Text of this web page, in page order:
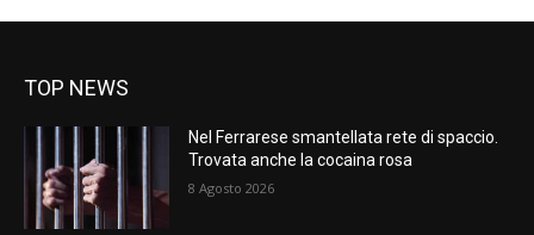
TOP NEWS
Nel Ferrarese smantellata rete di spaccio.
Trovata anche la cocaina rosa
8 Agosto 2026